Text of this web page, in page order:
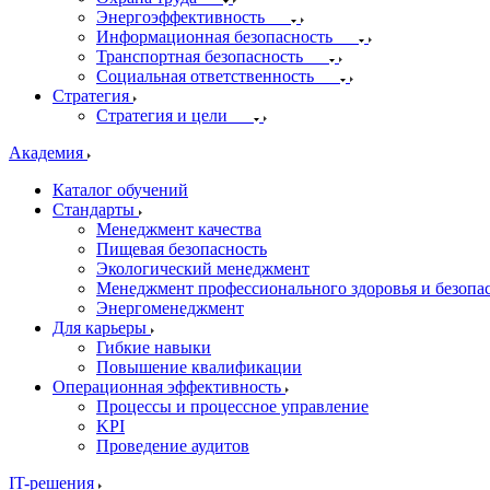
Энергоэффективность
Информационная безопасность
Транспортная безопасность
Социальная ответственность
Стратегия
Стратегия и цели
Академия
Каталог обучений
Стандарты
Менеджмент качества
Пищевая безопасность
Экологический менеджмент
Менеджмент профессионального здоровья и
Энергоменеджмент
Для карьеры
Гибкие навыки
Повышение квалификации
Операционная эффективность
Процессы и процессное управление
KPI
Проведение аудитов
IT-решения